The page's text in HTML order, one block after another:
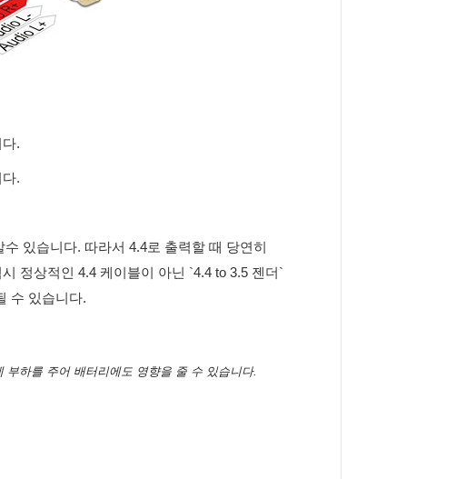
.
.
있습니다. 따라서 4.4로 출력할 때 당연히
정상적인 4.4 케이블이 아닌 `4.4 to 3.5 젠더`
수 있습니다.
하를 주어 배터리에도 영향을 줄 수 있습니다.